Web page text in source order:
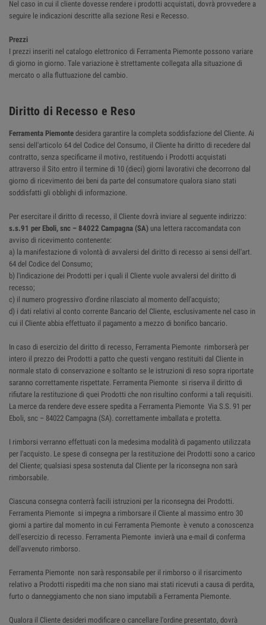
Nel caso in cui il cliente dovesse rendere i prodotti acquistati, dovrà provvedere a
seguire le indicazioni descritte alla sezione Resi e Recesso.
Prezzi
I prezzi inseriti nel catalogo elettronico di Ferramenta Piemonte possono variare
di giorno in giorno. Tale variazione è strettamente collegata alla situazione di
mercato o alla fluttuazione del cambio.
Diritto di Recesso e Reso
Ferramenta Piemonte desidera garantire la completa soddisfazione del Cliente. Ai
sensi dell'articolo 64 del Codice del Consumo, il Cliente ha diritto di recedere dal
contratto, senza specificarne il motivo, restituendo i Prodotti acquistati
attraverso il Sito entro il termine di 10 (dieci) giorni lavorativi che decorrono dal
giorno di ricevimento dei beni da parte del consumatore qualora siano stati
soddisfatti gli obblighi di informazione.
Per esercitare il diritto di recesso, il Cliente dovrà inviare al seguente indirizzo:
s.s.91 per Eboli, snc – 84022 Campagna (SA) una lettera raccomandata con
avviso di ricevimento contenente:
a) la manifestazione di volontà di avvalersi del diritto di recesso ai sensi dell'art.
64 del Codice del Consumo;
b) l'indicazione dei Prodotti per i quali il Cliente vuole avvalersi del diritto di
recesso;
c) il numero progressivo d'ordine rilasciato al momento dell'acquisto;
d) i dati relativi al conto corrente Bancario del Cliente, esclusivamente nel caso in
cui il Cliente abbia effettuato il pagamento a mezzo di bonifico bancario.
In caso di esercizio del diritto di recesso, Ferramenta Piemonte rimborserà per
intero il prezzo dei Prodotti a patto che questi vengano restituiti dal Cliente in
normale stato di conservazione e soltanto se le istruzioni di reso sopra riportate
saranno correttamente rispettate. Ferramenta Piemonte si riserva il diritto di
rifiutare la restituzione di quei Prodotti che non risultino conformi a tali requisiti.
La merce da rendere deve essere spedita a Ferramenta Piemonte Via S.S. 91 per
Eboli, snc – 84022 Campagna (SA). correttamente imballata e protetta.
I rimborsi verranno effettuati con la medesima modalità di pagamento utilizzata
per l'acquisto. Le spese di consegna per la restituzione dei Prodotti sono a carico
del Cliente; qualsiasi spesa sostenuta dal Cliente per la riconsegna non sarà
rimborsabile.
Ciascuna consegna conterrà facili istruzioni per la riconsegna dei Prodotti.
Ferramenta Piemonte si impegna a rimborsare il Cliente al massimo entro 30
giorni a partire dal momento in cui Ferramenta Piemonte è venuto a conoscenza
dell'esercizio di recesso. Ferramenta Piemonte invierà una e-mail di conferma
dell'avvenuto rimborso.
Ferramenta Piemonte non sarà responsabile per il rimborso o il risarcimento
relativo a Prodotti rispediti ma che non siano mai stati ricevuti a causa di perdita,
furto o danneggiamento che non siano imputabili a Ferramenta Piemonte.
Qualora il Cliente desideri modificare o cancellare l'ordine presentato, dovrà